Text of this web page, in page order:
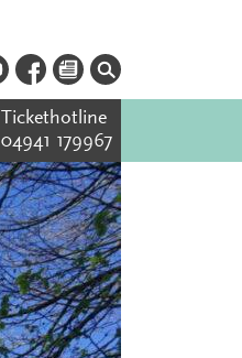
Tickethotline
04941 179967